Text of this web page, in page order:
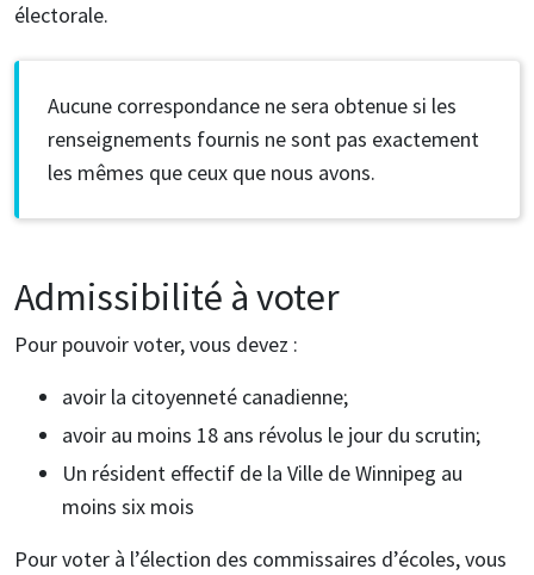
électorale.
Aucune correspondance ne sera obtenue si les
renseignements fournis ne sont pas exactement
les mêmes que ceux que nous avons.
Admissibilité à voter
Pour pouvoir voter, vous devez :
avoir la citoyenneté canadienne;
avoir au moins 18 ans révolus le jour du scrutin;
Un résident effectif de la Ville de Winnipeg au
moins six mois
Pour voter à l’élection des commissaires d’écoles, vous